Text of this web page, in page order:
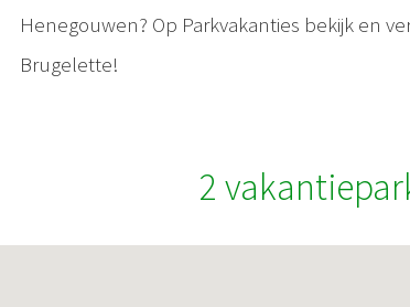
Henegouwen? Op Parkvakanties bekijk en
Brugelette!
2